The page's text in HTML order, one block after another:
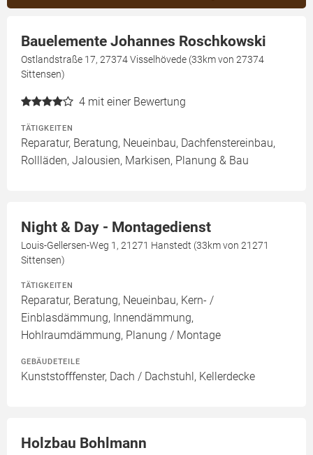
Bauelemente Johannes Roschkowski
Ostlandstraße 17, 27374 Visselhövede (33km von 27374
Sittensen)
4 mit einer Bewertung
TÄTIGKEITEN
Reparatur, Beratung, Neueinbau, Dachfenstereinbau,
Rollläden, Jalousien, Markisen, Planung & Bau
Night & Day - Montagedienst
Louis-Gellersen-Weg 1, 21271 Hanstedt (33km von 21271
Sittensen)
TÄTIGKEITEN
Reparatur, Beratung, Neueinbau, Kern- /
Einblasdämmung, Innendämmung,
Hohlraumdämmung, Planung / Montage
GEBÄUDETEILE
Kunststofffenster, Dach / Dachstuhl, Kellerdecke
Holzbau Bohlmann